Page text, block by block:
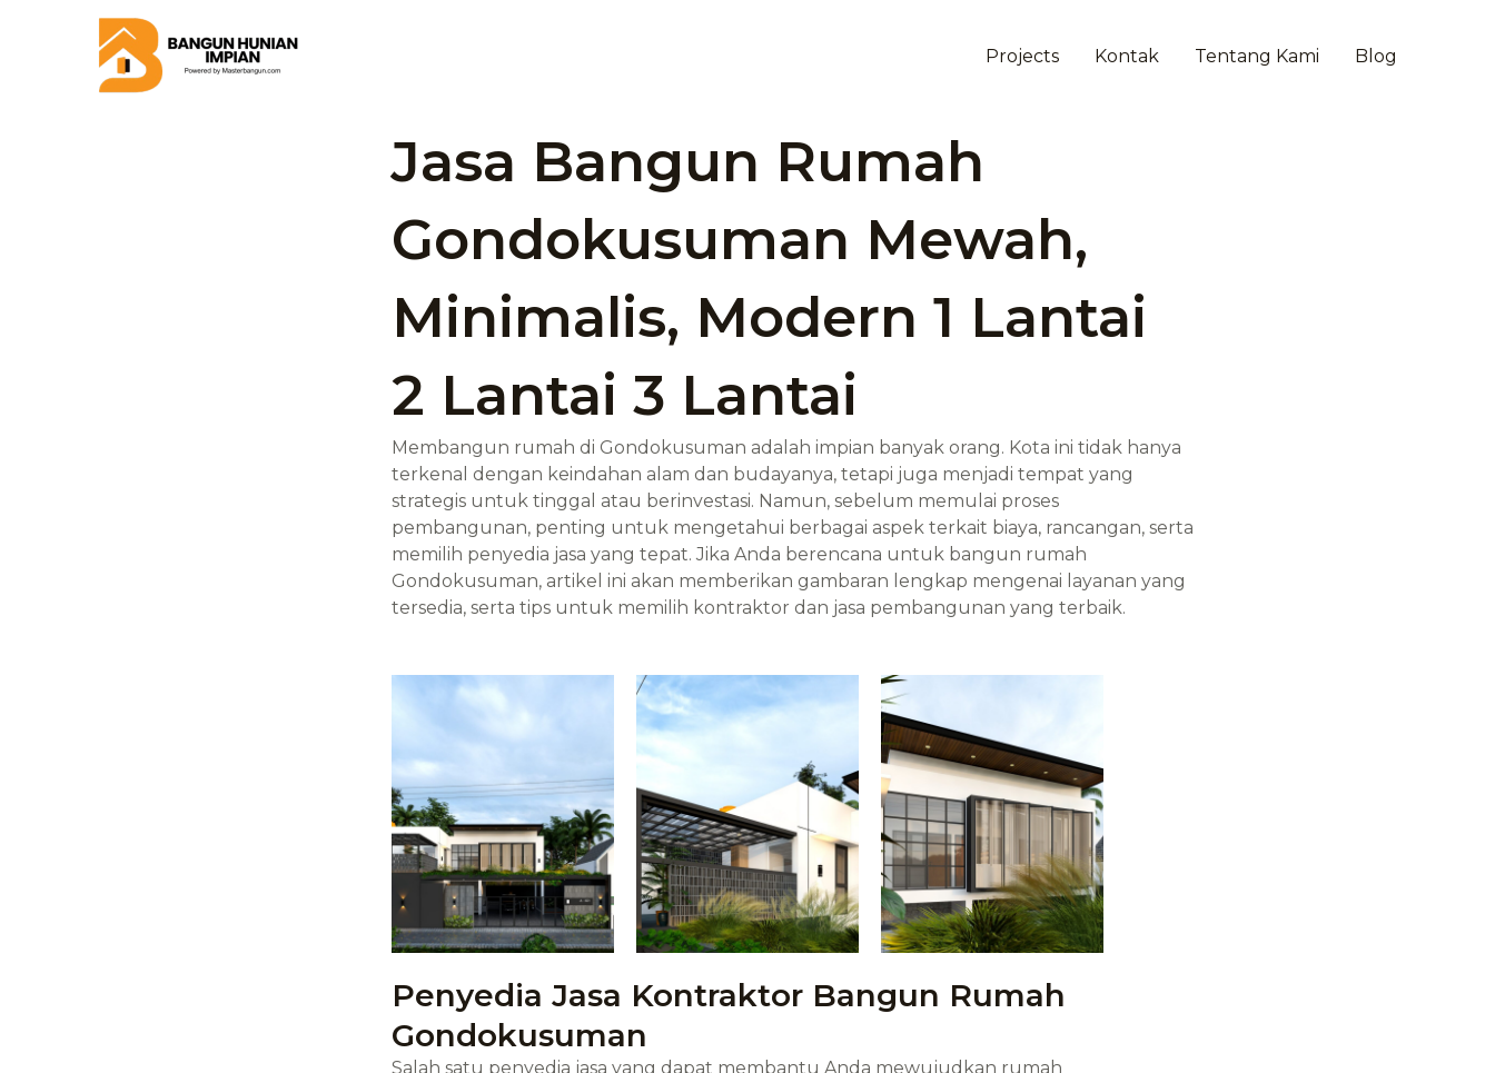
Projects Kontak Tentang Kami Blog
Jasa Bangun Rumah
Gondokusuman Mewah,
Minimalis, Modern 1 Lantai
2 Lantai 3 Lantai
Membangun rumah di Gondokusuman adalah impian banyak orang. Kota ini tidak hanya
terkenal dengan keindahan alam dan budayanya, tetapi juga menjadi tempat yang
strategis untuk tinggal atau berinvestasi. Namun, sebelum memulai proses
pembangunan, penting untuk mengetahui berbagai aspek terkait biaya, rancangan, serta
memilih penyedia jasa yang tepat. Jika Anda berencana untuk bangun rumah
Gondokusuman, artikel ini akan memberikan gambaran lengkap mengenai layanan yang
tersedia, serta tips untuk memilih kontraktor dan jasa pembangunan yang terbaik.
Penyedia Jasa Kontraktor Bangun Rumah
Gondokusuman
Salah satu penyedia jasa yang dapat membantu Anda mewujudkan rumah